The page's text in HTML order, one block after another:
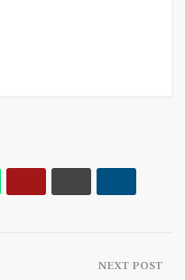
NEXT POST